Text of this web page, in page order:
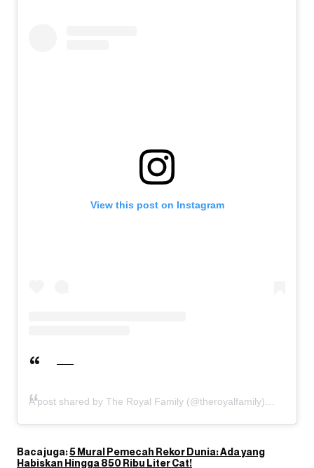
View this post on Instagram
A post shared by The Royal Family (@theroyalfamily)
Baca juga:5 Mural Pemecah Rekor Dunia: Ada yang
Habiskan Hingga 850 Ribu Liter Cat!